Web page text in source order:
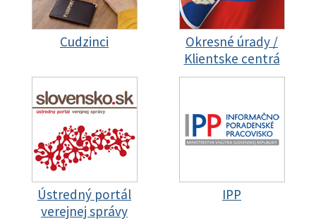
Cudzinci
Okresné úrady /
Klientske centrá
Ústredný portál
verejnej správy
IPP